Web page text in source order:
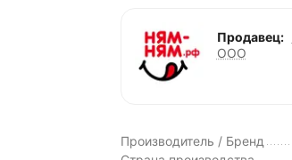
Продавец:
ООО
Производитель / Бренд